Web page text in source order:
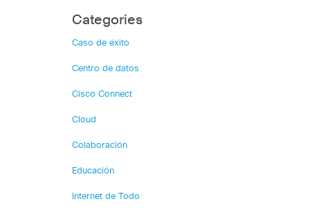
Categories
Caso de éxito
Centro de datos
Cisco Connect
Cloud
Colaboración
Educación
Internet de Todo